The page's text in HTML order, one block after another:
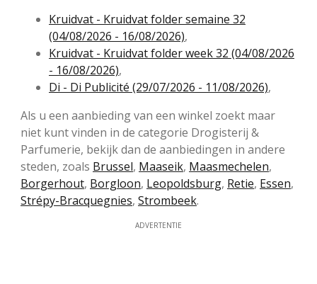
Kruidvat - Kruidvat folder semaine 32
(04/08/2026 - 16/08/2026),
Kruidvat - Kruidvat folder week 32 (04/08/2026
- 16/08/2026),
Di - Di Publicité (29/07/2026 - 11/08/2026),
Als u een aanbieding van een winkel zoekt maar
niet kunt vinden in de categorie Drogisterij &
Parfumerie, bekijk dan de aanbiedingen in andere
steden, zoals Brussel, Maaseik, Maasmechelen,
Borgerhout, Borgloon, Leopoldsburg, Retie, Essen,
Strépy-Bracquegnies, Strombeek.
ADVERTENTIE